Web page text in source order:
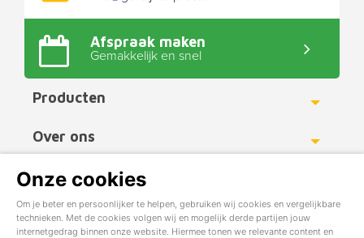
Afspraak maken
Gemakkelijk en snel
Producten
Toggle
Over ons
Toggle
Werkgebied
Copyright ©GordijnExpress.nl2016 - 2017
Onze cookies
Om je beter en persoonlijker te helpen, gebruiken wij cookies en vergelijkbare
technieken. Met de cookies volgen wij en mogelijk derde partijen jouw
internetgedrag binnen onze website. Hiermee tonen we relevante content en